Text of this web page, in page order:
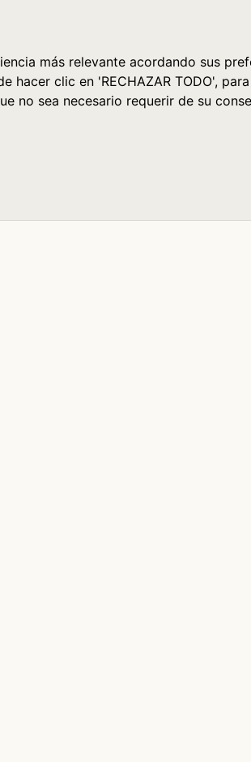
más relevante acordando sus
clic en 'RECHAZAR TODO',
no sea necesario requerir de su